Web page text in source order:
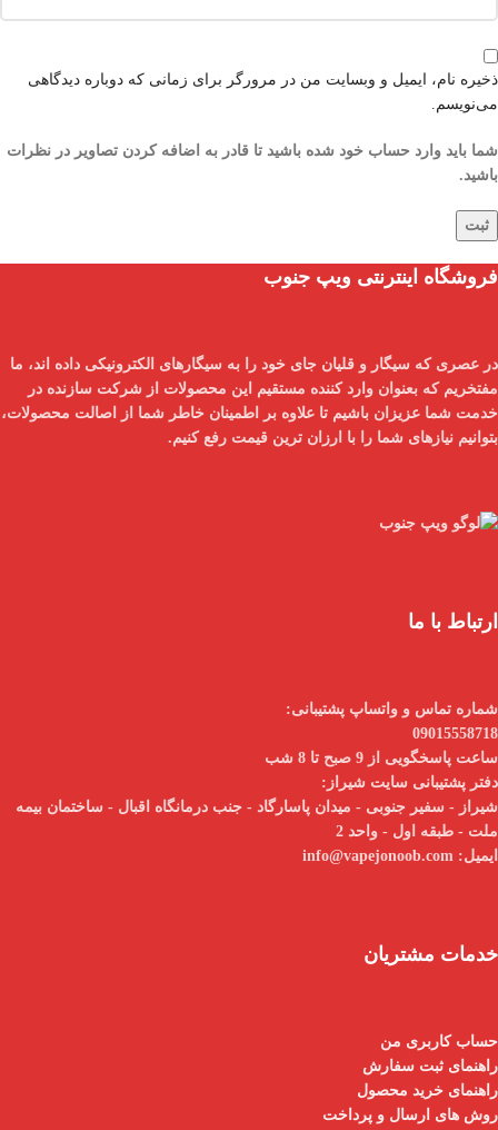
ذخیره نام، ایمیل و وبسایت من در مرورگر برای زمانی که دوباره دیدگاهی
می‌نویسم.
شما باید وارد حساب خود شده باشید تا قادر به اضافه کردن تصاویر در نظرات
باشید.
فروشگاه اینترنتی ویپ جنوب
در عصری که سیگار و قلیان جای خود را به سیگارهای الکترونیکی داده اند، ما
مفتخریم که بعنوان وارد کننده مستقیم این محصولات از شرکت سازنده در
خدمت شما عزیزان باشیم تا علاوه بر اطمینان خاطر شما از
اصالت محصولات،
بتوانیم نیازهای شما را با ارزان ترین قیمت رفع کنیم.
ارتباط با ما
شماره تماس و واتساپ پشتیبانی:
09015558718
ساعت پاسخگویی از 9 صبح تا 8 شب
دفتر پشتیبانی سایت شیراز:
شیراز - سفیر جنوبی - میدان پاسارگاد - جنب درمانگاه اقبال - ساختمان بیمه
ملت - طبقه اول - واحد 2
ایمیل:
خدمات مشتریان
حساب کاربری من
راهنمای ثبت سفارش
راهنمای خرید محصول
روش های ارسال و پرداخت